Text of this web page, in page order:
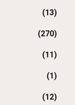
(13)
(270)
(11)
(1)
(12)